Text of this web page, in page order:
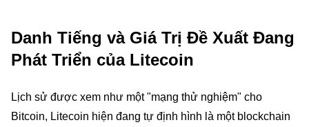
Danh Tiếng và Giá Trị Đề Xuất Đang
Phát Triển của Litecoin
Lịch sử được xem như một "mạng thử nghiệm" cho
Bitcoin, Litecoin hiện đang tự định hình là một blockchain